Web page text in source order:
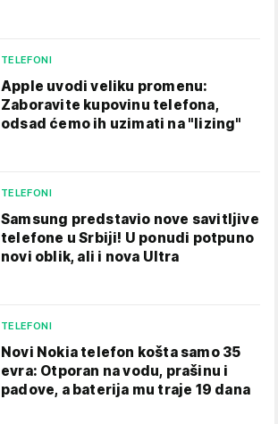
TELEFONI
Apple uvodi veliku promenu:
Zaboravite kupovinu telefona,
odsad ćemo ih uzimati na "lizing"
TELEFONI
Samsung predstavio nove savitljive
telefone u Srbiji! U ponudi potpuno
novi oblik, ali i nova Ultra
TELEFONI
Novi Nokia telefon košta samo 35
evra: Otporan na vodu, prašinu i
padove, a baterija mu traje 19 dana